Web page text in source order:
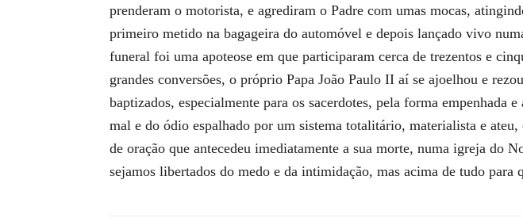
prenderam o motorista, e agrediram o Padre com umas mocas,
primeiro metido na bagageira do automóvel e depois lançado vivo
funeral foi uma apoteose em que participaram cerca de trezentos e
grandes conversões, o próprio Papa João Paulo II aí se ajoelhou e
baptizados, especialmente para os sacerdotes, pela forma
mal e do ódio espalhado por um sistema totalitário, materialista e
de oração que antecedeu imediatamente a sua morte, numa igreja do
sejamos libertados do medo e da intimidação, mas acima de tudo